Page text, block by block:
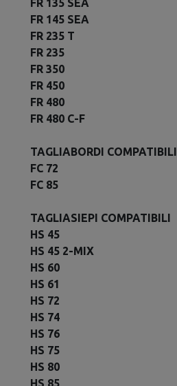
FR 135 SEA
FR 145 SEA
FR 235 T
FR 235
FR 350
FR 450
FR 480
FR 480 C-F
TAGLIABORDI COMPATIBILI
FC 72
FC 85
TAGLIASIEPI COMPATIBILI
HS 45
HS 45 2-MIX
HS 60
HS 61
HS 72
HS 74
HS 76
HS 75
HS 80
HS 85